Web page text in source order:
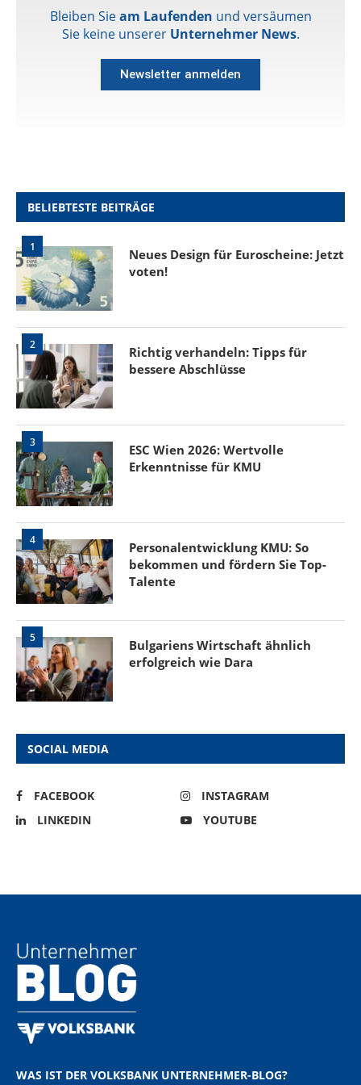
Bleiben Sieam Laufenden und versäumen
Sie keine unserer Unternehmer News.
Newsletter anmelden
BELIEBTESTE BEITRÄGE
1
Neues Design für Euroscheine: Jetzt
voten!
2
Richtig verhandeln: Tipps für
bessere Abschlüsse
3
ESC Wien 2026: Wertvolle
Erkenntnisse für KMU
4
Personalentwicklung KMU: So
bekommen und fördern Sie Top-
Talente
5
Bulgariens Wirtschaft ähnlich
erfolgreich wie Dara
SOCIAL MEDIA
FACEBOOK
INSTAGRAM
LINKEDIN
YOUTUBE
WAS IST DER VOLKSBANK UNTERNEHMER-BLOG?